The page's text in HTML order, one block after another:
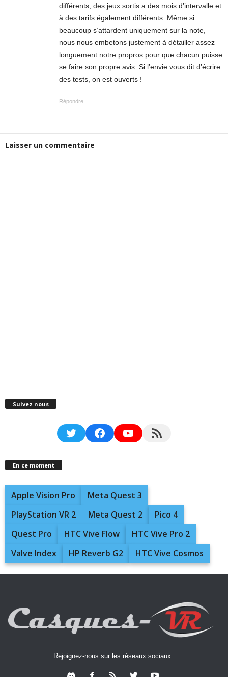
différents, des jeux sortis a des mois d’intervalle et
à des tarifs également différents. Même si
beaucoup s’attardent uniquement sur la note,
nous nous embetons justement à détailler assez
longuement notre propros pour que chacun puisse
se faire son propre avis. Si l’envie vous dit d’écrire
des tests, on est ouverts !
Répondre
Laisser un commentaire
Suivez nous
TwitterFacebookYouTubeRSS Feed
En ce moment
Apple Vision Pro
Meta Quest 3
PlayStation VR 2
Meta Quest 2
Pico 4
Quest Pro
HTC Vive Flow
HTC Vive Pro 2
Valve Index
HP Reverb G2 HTC Vive Cosmos
Rejoignez-nous sur les réseaux sociaux :